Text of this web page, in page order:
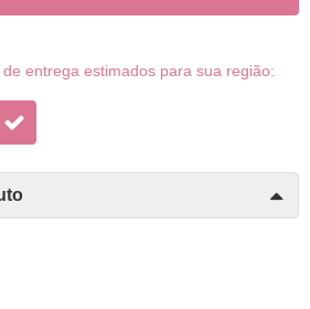
entrega estimados para sua região: